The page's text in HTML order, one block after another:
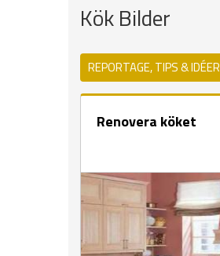
Kök Bilder
REPORTAGE, TIPS & IDÉER
Renovera köket